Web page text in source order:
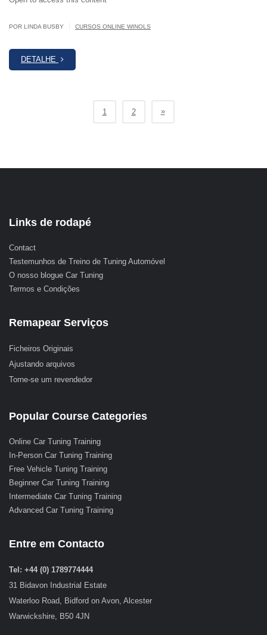
POR LINDA BUSBY CURSOS ONLINE WINOLS
DETALHE
1 2 »
Links de rodapé
Contact
Testemunhos de Treino de Tuning Automóvel
O nosso blogue Car Tuning
Termos e Condições
Remapear Serviços
Ficheiros Originais
Ajustando arquivos
Torne-se um revendedor
Popular Course Categories
Online Car Tuning Training
In-Person Car Tuning Training
Free Vehicle Tuning Training
Beginner Car Tuning Training
Intermediate Car Tuning Training
Advanced Car Tuning Training
Entre em Contacto
Tel: +44 (0) 1789774444
31 Bidavon Industrial Estate
Waterloo Road, Bidford on Avon, Alcester
Warwickshire, B50 4JN